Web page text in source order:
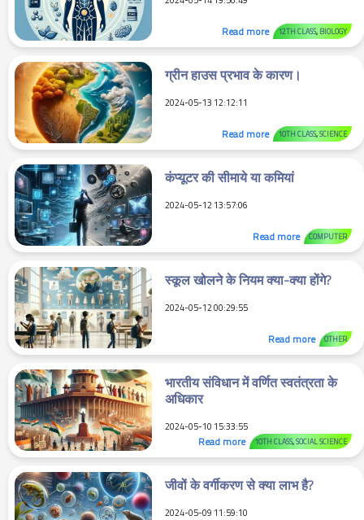
Read more 12TH CLASS, BIOLOGY
ग्रीन हाउस प्रभाव के कारण।
2024-05-13 12:12:11
Read more 10TH CLASS,SCIENCE
कंप्यूटर की सीमाये या कमियां
2024-05-12 13:57:06
Read more COMPUTER
स्कूल खोलने के नियम क्या-क्या होंगे?
2024-05-12 00:29:55
Read more OTHER
भारतीय संविधान में वर्णित स्वतंत्रता के
अधिकार
2024-05-10 15:33:55
Read more 10TH CLASS,SOCIAL SCIENCE
जीवों के वर्गीकरण से क्या लाभ है?
2024-05-09 11:59:10